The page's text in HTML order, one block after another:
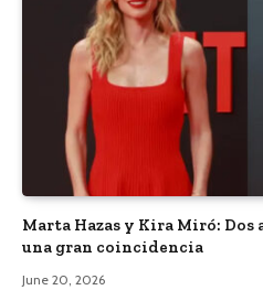
Marta Hazas y Kira Miró: Dos
una gran coincidencia
June 20, 2026